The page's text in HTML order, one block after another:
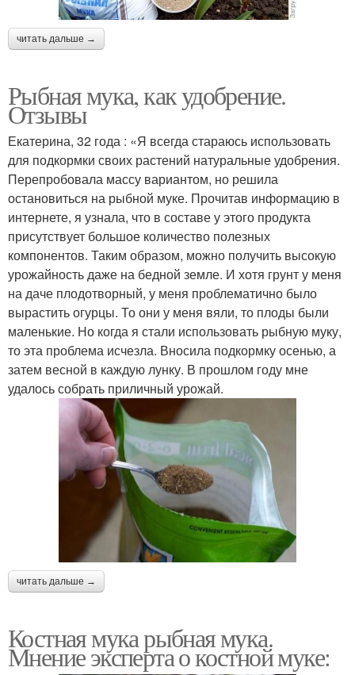
читать дальше →
Рыбная мука, как удобрение.
Отзывы
Екатерина, 32 года : «Я всегда стараюсь использовать
для подкормки своих растений натуральные удобрения.
Перепробовала массу вариантом, но решила
остановиться на рыбной муке. Прочитав информацию в
интернете, я узнала, что в составе у этого продукта
присутствует большое количество полезных
компонентов. Таким образом, можно получить высокую
урожайность даже на бедной земле. И хотя грунт у меня
на даче плодотворный, у меня проблематично было
вырастить огурцы. То они у меня вяли, то плоды были
маленькие. Но когда я стали использовать рыбную муку,
то эта проблема исчезла. Вносила подкормку осенью, а
затем весной в каждую лунку. В прошлом году мне
удалось собрать приличный урожай.
читать дальше →
Костная мука рыбная мука.
Мнение эксперта о костной муке: